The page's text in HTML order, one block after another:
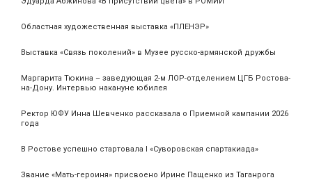
Областная художественная выставка «ПЛЕНЭР»
Выставка «Связь поколений» в Музее русско-армянской дружбы
Маргарита Тюкина – заведующая 2-м ЛОР-отделением ЦГБ Ростова-
на-Дону. Интервью накануне юбилея
Ректор ЮФУ Инна Шевченко рассказала о Приемной кампании 2026
года
В Ростове успешно стартовала I «Суворовская спартакиада»
Звание «Мать‑героиня» присвоено Ирине Пащенко из Таганрога